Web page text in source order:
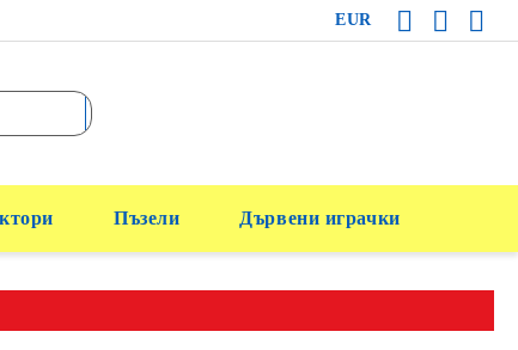
EUR
Пъзели Дървени играчки